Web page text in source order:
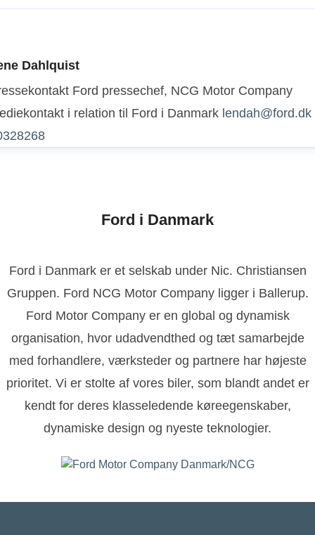
Dahlquist
Ford pressechef, NCG Motor Company
i relation til Ford i Danmark lendah@ford.dk
Ford i Danmark
Ford i Danmark er et selskab under Nic. Christiansen
Gruppen. Ford NCG Motor Company ligger i Ballerup.
Ford Motor Company er en global og dynamisk
organisation, hvor udadvendthed og tæt samarbejde
med forhandlere, værksteder og partnere har højeste
prioritet. Vi er stolte af vores biler, som blandt andet er
kendt for deres klasseledende køreegenskaber,
dynamiske design og nyeste teknologier.